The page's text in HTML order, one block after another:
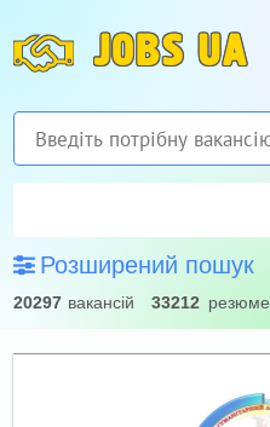
JOBS UA
Розширений пошук
20297 вакансій 33212 резюме